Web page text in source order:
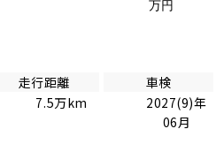
万円
走行距離
7.5万km
車検
2027(9)年
06月